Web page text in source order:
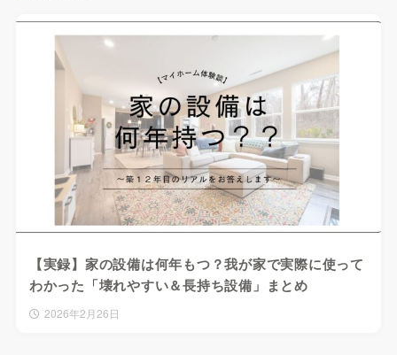
【実録】家の設備は何年もつ？我が家で実際に使って
わかった「壊れやすい＆長持ち設備」まとめ
2026年2月26日